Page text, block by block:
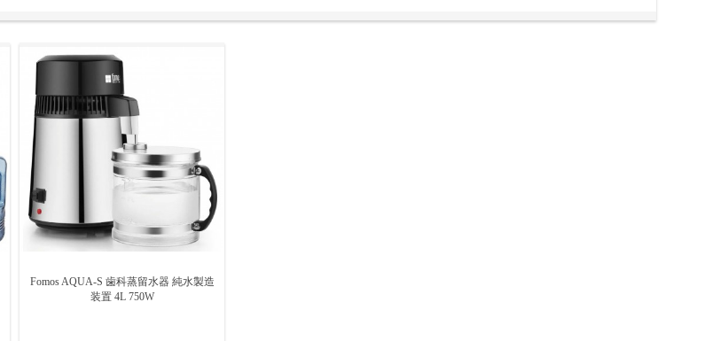
Fomos AQUA-S 歯科蒸留水器 純水製造
装置 4L 750W